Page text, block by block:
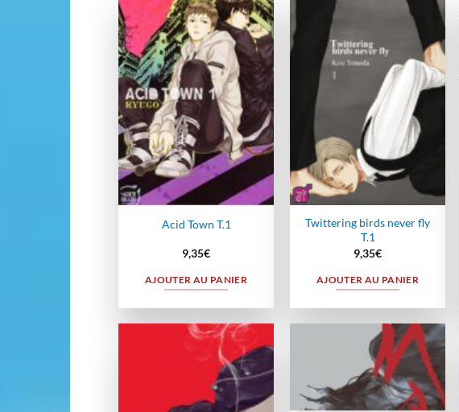
Ajouter
wishlist
Acid Town T.1
9,35€
AJOUTER AU PANIER
Ajouter
à la
wishlist
Twittering birds never fly
T.1
9,35€
AJOUTER AU PANIER
Ajouter
à la
Ajouter
à la
wishlist